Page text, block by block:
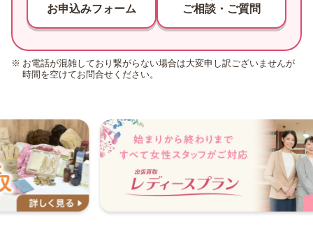
お申込みフォーム ご相談・ご質問
お電話が混雑しており繋がらない場合は大変申し訳ございませんが
時間を空けてお問合せください。